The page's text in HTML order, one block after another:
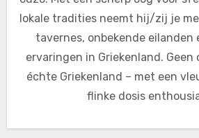
lokale tradities neemt hij/zij je
tavernes, onbekende
ervaringen in Griekenland. Geen
échte Griekenland – met een
flinke dosis